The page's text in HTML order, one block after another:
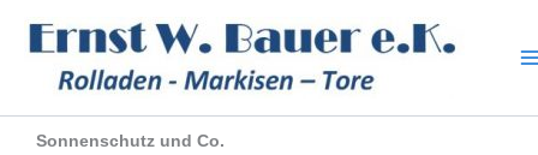
Inhalt
springen
Sonnenschutz und Co.